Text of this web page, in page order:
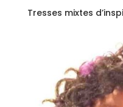
Tresses mixtes